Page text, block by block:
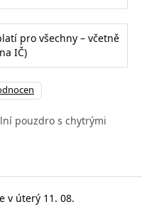
pro všechny – včetně
IČ)
pouzdro s chytrými
v úterý 11. 08.